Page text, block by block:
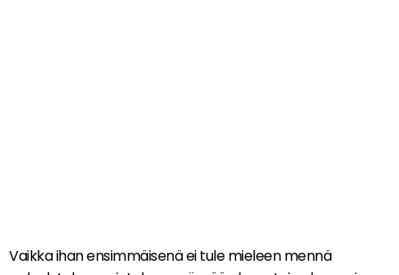
Vaikka ihan ensimmäisenä ei tule mieleen mennä